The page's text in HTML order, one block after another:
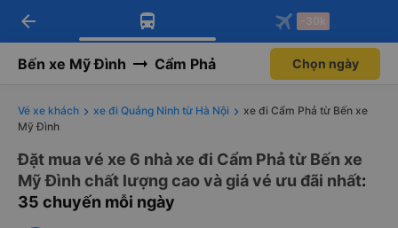
Tải app Vexere ngay!
Nhận ưu đãi thành viên độc
Mở app
Tải app Vexere
-30k/ghế khi đặt vé máy bay qua
Mở app
arrow_back -30k
Bến xe Mỹ Đình Cẩm Phả Chọn ngày
Vé xe khách xe đi Quảng Ninh từ Hà Nội
xe đi Cẩm Phả từ Bến xe
Mỹ Đình
Đặt mua vé xe 6 nhà xe đi Cẩm Phả từ Bến xe
Mỹ Đình chất lượng cao và giá vé ưu đãi nhất:
35 chuyến mỗi ngày